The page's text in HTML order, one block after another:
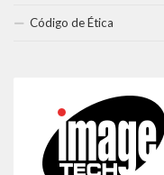
Código de Ética